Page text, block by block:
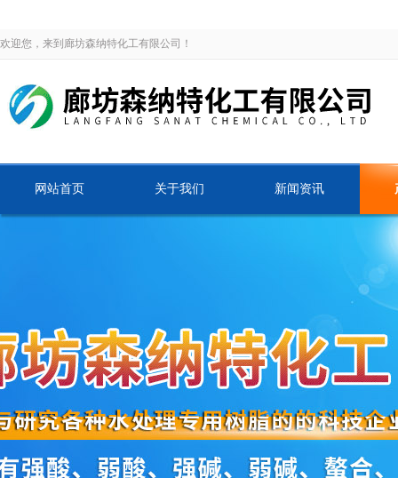
欢迎您，来到廊坊森纳特化工有限公司！
网站首页 关于我们 新闻资讯